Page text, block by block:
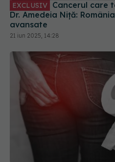
EXCLUSIV
Dr. Amedeia Niță:
avansate
21 iun 2025, 14:28